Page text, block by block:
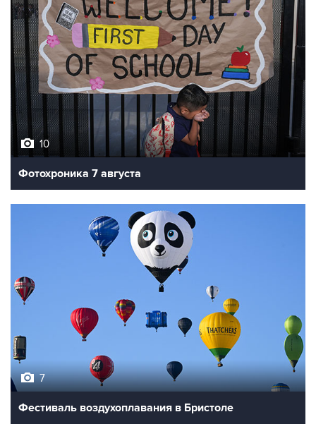
10
Фотохроника 7 августа
7
Фестиваль воздухоплавания в Бристоле